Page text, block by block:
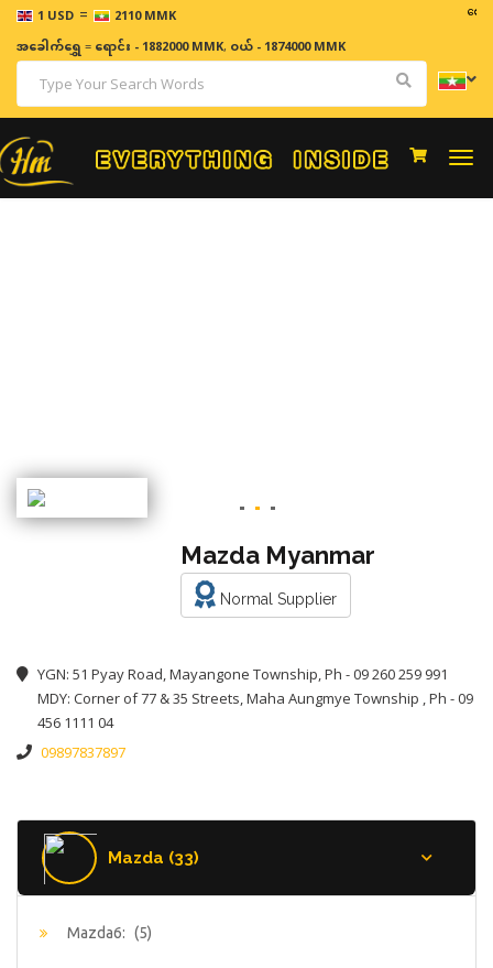
1 USD = 2110 MMK ဈေး
အခေါက်ရွှေ=ရောင်း - 1882000 MMK, ဝယ် - 1874000 MMK
Mazda Myanmar
Normal Supplier
YGN: 51 Pyay Road, Mayangone Township, Ph - 09 260 259 991
MDY: Corner of 77 & 35 Streets, Maha Aungmye Township , Ph - 09
456 1111 04
09897837897
Mazda (33)
Mazda6: (5)